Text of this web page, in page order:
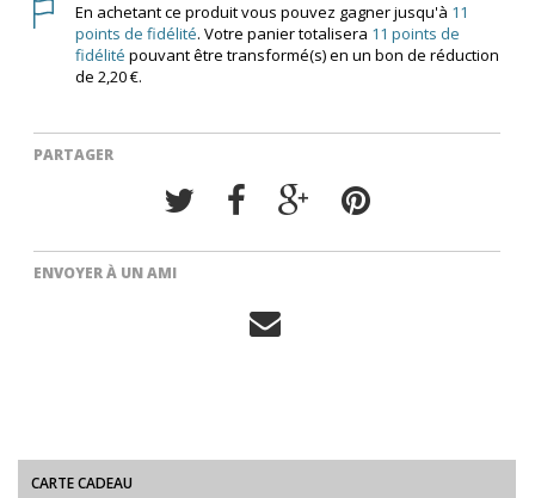
En achetant ce produit vous pouvez gagner jusqu'à 11
points de fidélité. Votre panier totalisera 11 points de
fidélité pouvant être transformé(s) en un bon de réduction
de 2,20 €.
PARTAGER
ENVOYER À UN AMI
CARTE CADEAU